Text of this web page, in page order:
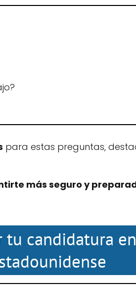
para estas preguntas,
más seguro y
tu candidatura